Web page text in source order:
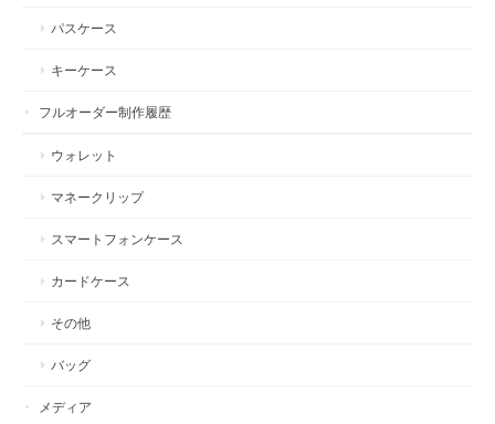
パスケース
キーケース
フルオーダー制作履歴
ウォレット
マネークリップ
スマートフォンケース
カードケース
その他
バッグ
メディア